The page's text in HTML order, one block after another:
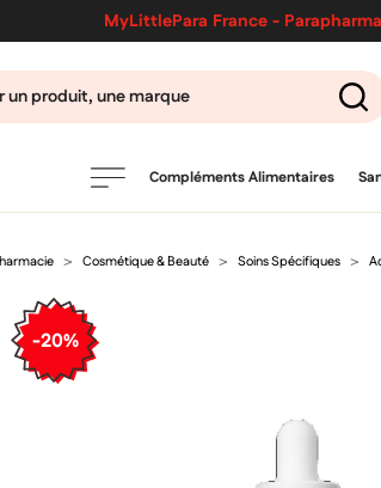
MyLittlePara France -
PRODUITS
Compléments Alimentaires
Cosmétique & Beauté Soins Spécifiques
-20%